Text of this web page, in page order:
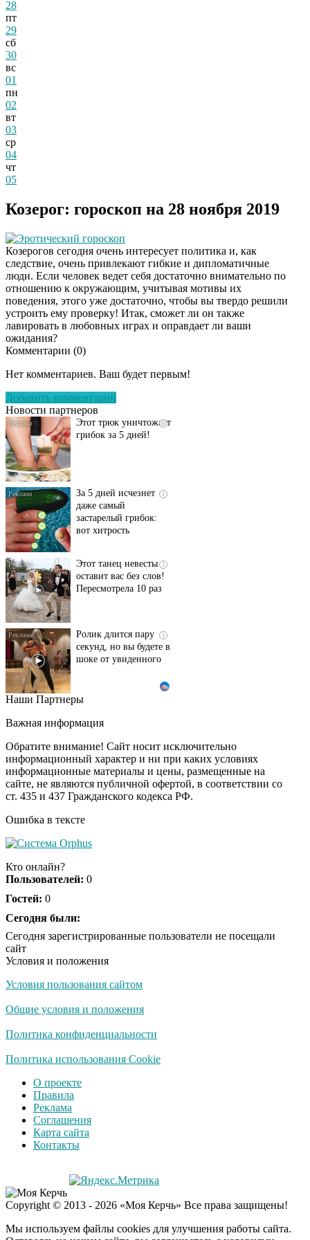
28
пт
29
сб
30
вс
01
пн
02
вт
03
ср
04
чт
05
Козерог: гороскоп на 28 ноября 2019
Эротический гороскоп
Козерогов сегодня очень интересует политика и, как
следствие, очень привлекают гибкие и дипломатичные
люди. Если человек ведет себя достаточно внимательно по
отношению к окружающим, учитывая мотивы их
поведения, этого уже достаточно, чтобы вы твердо решили
устроить ему проверку! Итак, сможет ли он также
лавировать в любовных играх и оправдает ли ваши
ожидания?
Комментарии (0)
Нет комментариев. Ваш будет первым!
Добавить комментарий
Новости партнеров
Даже самый
исчезнет с корнем,
i
Этот трюк уничтожает
грибок за 5 дней!
i
За 5 дней исчезнет
даже самый
застарелый грибок:
вот хитрость
i
Этот танец невесты
оставит вас без слов!
Пересмотрела 10 раз
i
Ролик длится пару
секунд, но вы будете в
шоке от увиденного
Ролик из Омска: вы
i
Ржу не переставая, это
видео пересмотришь
не раз
Скрытая камера на
их не видят...
Ролик длится
смеяться вы будете
Королева вагона
оставит равнодушным
Экс-бойфренд дочери
из-за макарон
Наши Партнеры
Важная информация
Обратите внимание! Сайт носит исключительно
информационный характер и ни при каких условиях
информационные материалы и цены, размещенные на
сайте, не являются публичной офертой, в соответствии со
ст. 435 и 437 Гражданского кодекса РФ.
Ошибка в тексте
Кто онлайн?
Пользователей: 0
Гостей: 0
Сегодня были:
Сегодня зарегистрированные пользователи не посещали
сайт
Условия и положения
Условия пользования сайтом
Общие условия и положения
Политика конфиденциальности
Политика использования Cookie
О проекте
Правила
Реклама
Соглашения
Карта сайта
Контакты
Copyright © 2013 - 2026 «Моя Керчь» Все права защищены!
Мы используем файлы cookies для улучшения работы сайта.